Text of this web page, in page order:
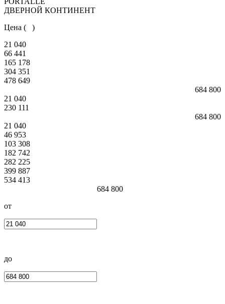
ДВЕРНОЙ КОНТИНЕНТ
Цена (
)
21 040
66 441
165 178
304 351
478 649
684 800
21 040
230 111
684 800
21 040
46 953
103 308
182 742
282 225
399 887
534 413
684 800
от
до